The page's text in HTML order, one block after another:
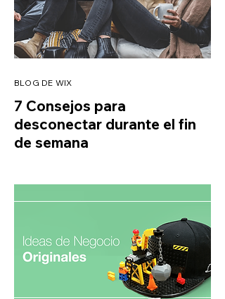
BLOG DE WIX
7 Consejos para
desconectar durante el fin
de semana